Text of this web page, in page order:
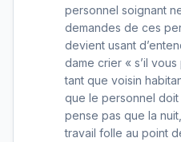
personnel soignant
demandes de ces
devient usant
dame crier « s’il vous
tant que voisin
que le personnel doit
pense pas que la
travail folle au point